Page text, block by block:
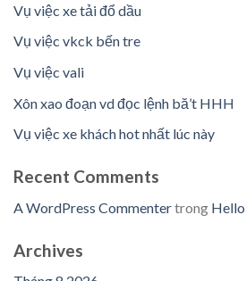
Vụ việc xe tải đổ dầu
Vụ việc vkck bến tre
Vụ việc vali
Xôn xao đoạn vd đọc lệnh bă’t HHH
Vụ việc xe khách hot nhất lúc này
Recent Comments
A WordPress Commentertrong
Archives